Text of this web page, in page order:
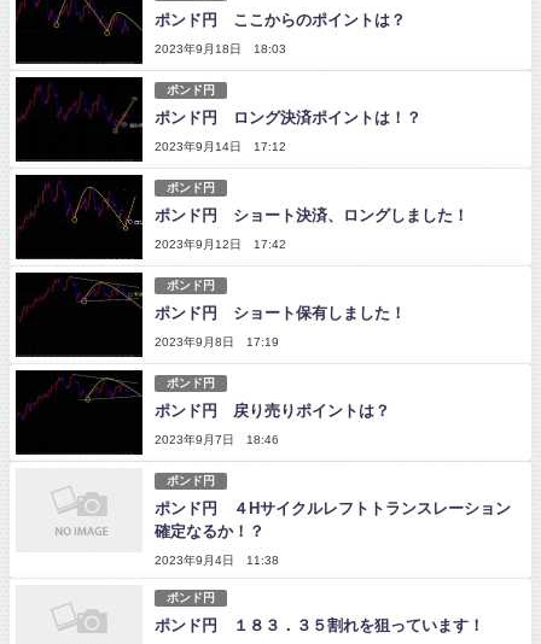
ポンド円 ここからのポイントは？
2023年9月18日 18:03
ポンド円
ポンド円 ロング決済ポイントは！？
2023年9月14日 17:12
ポンド円
ポンド円 ショート決済、ロングしました！
2023年9月12日 17:42
ポンド円
ポンド円 ショート保有しました！
2023年9月8日 17:19
ポンド円
ポンド円 戻り売りポイントは？
2023年9月7日 18:46
ポンド円
ポンド円 ４Hサイクルレフトトランスレーション
確定なるか！？
2023年9月4日 11:38
ポンド円
ポンド円 １８３．３５割れを狙っています！